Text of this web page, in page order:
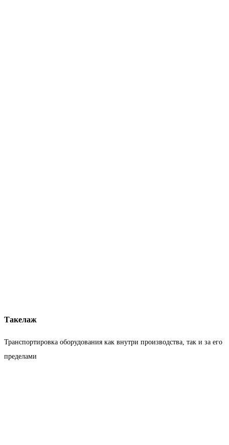
Такелаж
Транспортировка оборудования как внутри производства, так и за его
пределами